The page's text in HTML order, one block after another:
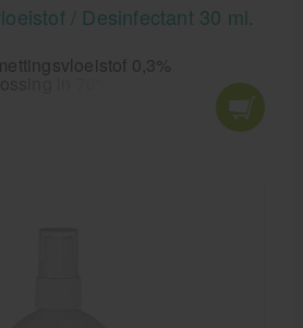
/ Desinfectant 30 ml.
0,3%
in 70% alcohol is een
voor uitwendig gebruik.
voor snel en hygiënisch